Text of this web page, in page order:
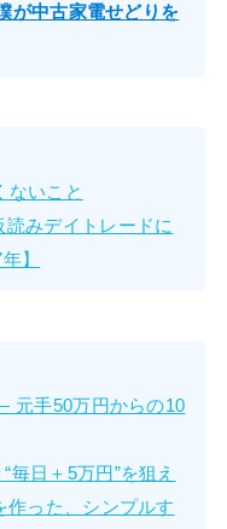
が中古家電せどりを
いこと
みデイトレードに
】
元手50万円からの10
日＋5万円”を狙え
った、シンプルす